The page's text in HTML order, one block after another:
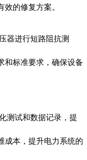
的修复方案。
器进行短路阻抗测
和标准要求，确保设备
测试和数据记录，提
成本，提升电力系统的